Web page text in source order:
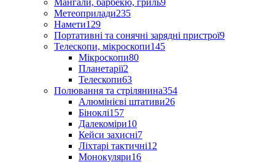
Мангали, барбекю, гриль9
Метеоприлади235
Намети129
Портативні та сонячні зарядні пристрої9
Телескопи, мікроскопи145
Мікроскопи80
Планетарії2
Телескопи63
Полювання та стрілянина354
Алюмінієві штативи26
Біноклі157
Далекоміри10
Кейси захисні7
Ліхтарі тактичні12
Монокуляри16